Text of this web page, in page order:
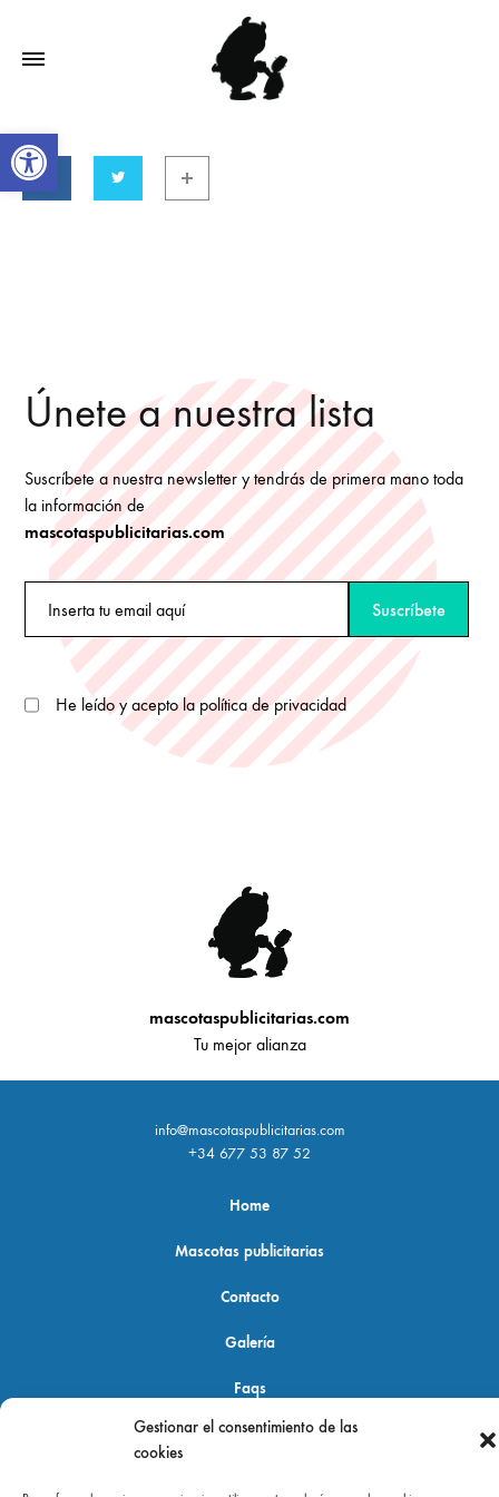
Abrir barra de herramientas
Gestionar el consentimiento de las
cookies
Únete a nuestra lista
Suscríbete a nuestra newsletter y tendrás de primera mano toda
la información de
mascotaspublicitarias.com
He leído y acepto la política de privacidad
mascotaspublicitarias.com
Tu mejor alianza
info@mascotaspublicitarias.com
+34 677 53 87 52
Home
Mascotas publicitarias
Contacto
Galería
Faqs